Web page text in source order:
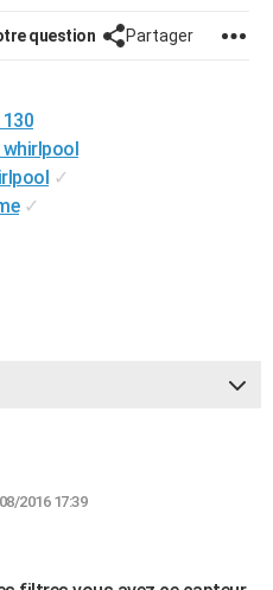
question Partager
whirlpool
✓
✓
2016 17:39